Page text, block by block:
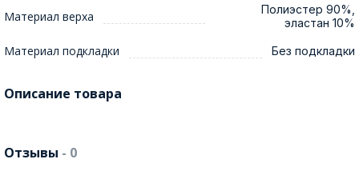
Материал верха
Полиэстер 90%,
эластан 10%
Материал подкладки Без подкладки
Описание товара
Отзывы - 0